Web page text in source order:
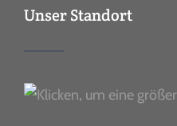
Unser Standort